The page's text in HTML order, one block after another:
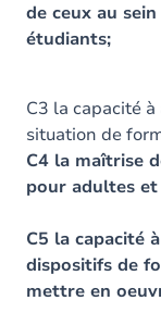
de ceux au
étudiants;
C3 la capacité
situation de
C4 la maîtrise
pour adultes
C5 la capacité
dispositifs de
mettre en